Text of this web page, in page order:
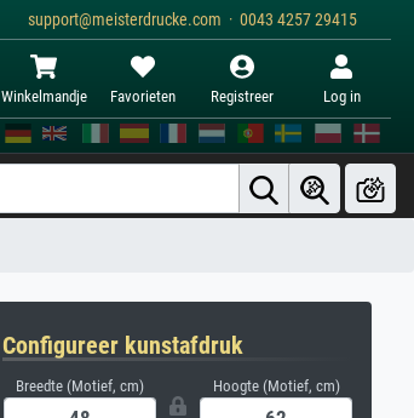
support@meisterdrucke.com · 0043 4257 29415
Winkelmandje Favorieten Registreer Log in
Configureer kunstafdruk
Breedte (Motief, cm) Hoogte (Motief, cm)